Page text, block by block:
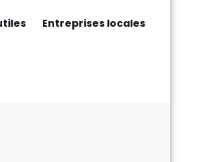
Entreprises locales